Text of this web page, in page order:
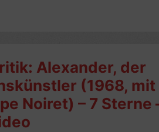
Alexander, der
(1968, mit
Noiret) – 7 Sterne